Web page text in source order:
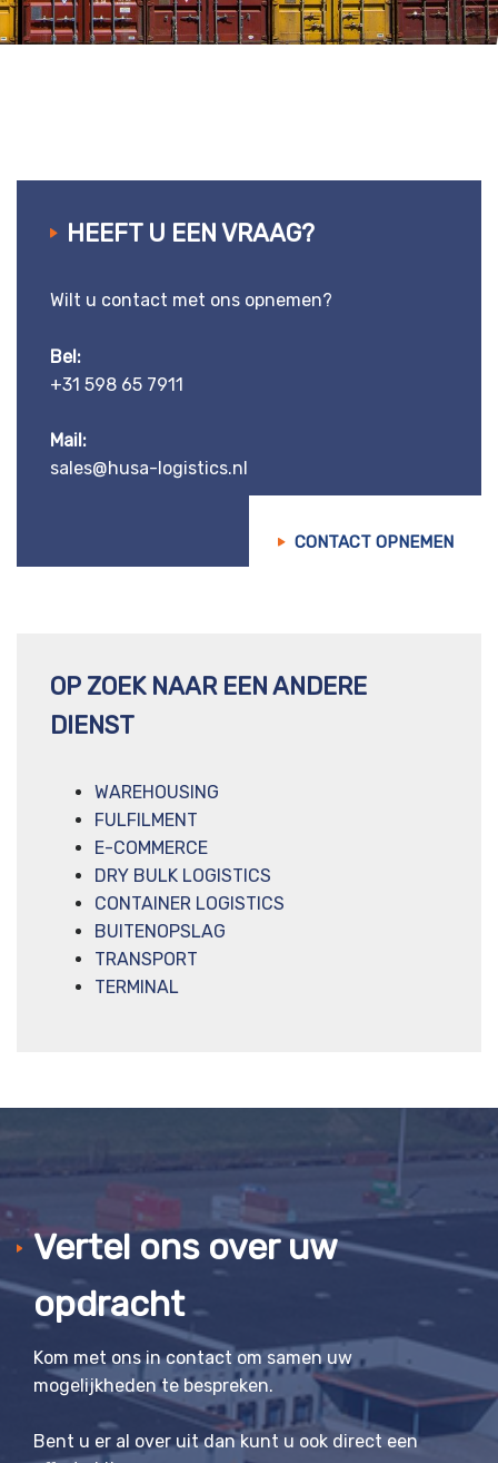
HEEFT U EEN VRAAG?
Wilt u contact met ons opnemen?
Bel:
+31 598 65 7911
Mail:
sales@husa-logistics.nl
CONTACT OPNEMEN
OP ZOEK NAAR EEN ANDERE
DIENST
WAREHOUSING
FULFILMENT
E-COMMERCE
DRY BULK LOGISTICS
CONTAINER LOGISTICS
BUITENOPSLAG
TRANSPORT
TERMINAL
Vertel ons over uw
opdracht
Kom met ons in contact om samen uw
mogelijkheden te bespreken.
Bent u er al over uit dan kunt u ook direct een